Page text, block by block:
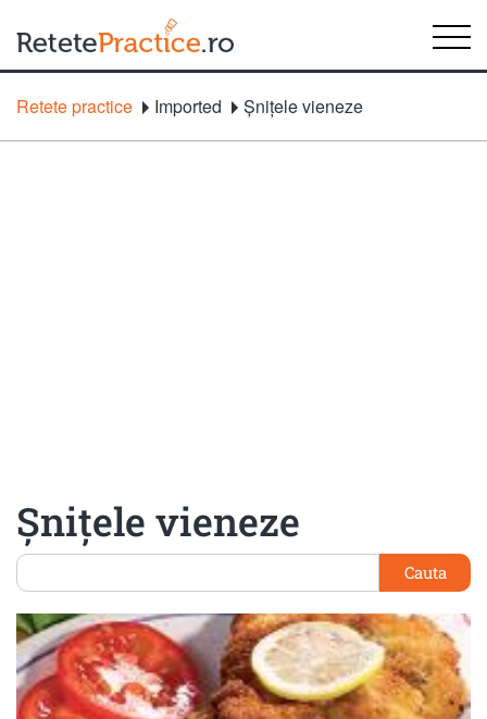
Retete practice Imported Șnițele vieneze
Șnițele vieneze
Cauta